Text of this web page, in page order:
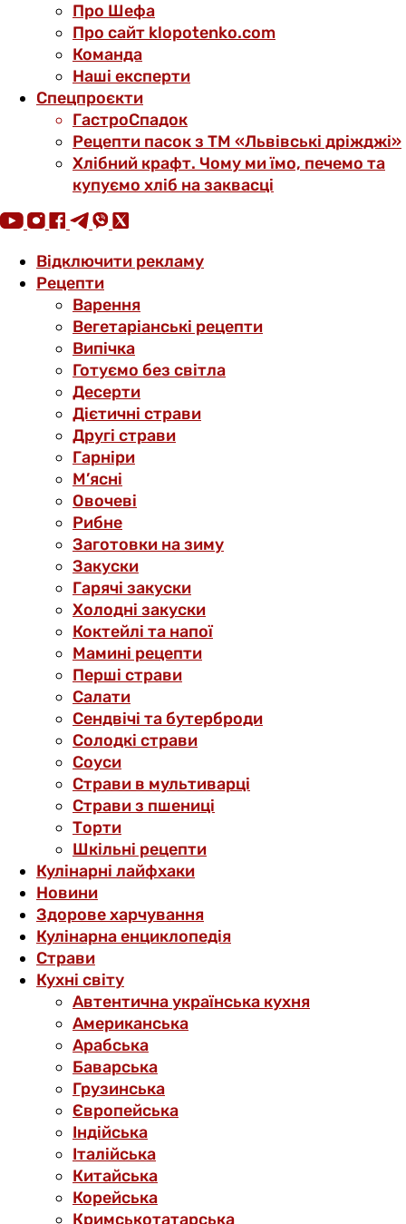
Про Шефа
Про сайт klopotenko.com
Команда
Наші експерти
Спецпроєкти
ГастроСпадок
Рецепти пасок з ТМ «Львівські дріжджі»
Хлібний крафт. Чому ми їмо, печемо та
купуємо хліб на заквасці
Відключити рекламу
Рецепти
Варення
Вегетаріанські рецепти
Випічка
Готуємо без світла
Десерти
Дієтичні страви
Другі страви
Гарніри
М’ясні
Овочеві
Рибне
Заготовки на зиму
Закуски
Гарячі закуски
Холодні закуски
Коктейлі та напої
Мамині рецепти
Перші страви
Салати
Сендвічі та бутерброди
Солодкі страви
Соуси
Страви в мультиварці
Страви з пшениці
Торти
Шкільні рецепти
Кулінарні лайфхаки
Новини
Здорове харчування
Кулінарна енциклопедія
Страви
Кухні світу
Автентична українська кухня
Американська
Арабська
Баварська
Грузинська
Європейська
Індійська
Італійська
Китайська
Корейська
Кримськотатарська